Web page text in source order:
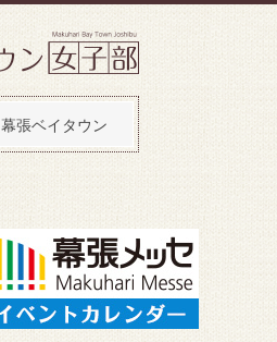
幕張ベイタウン